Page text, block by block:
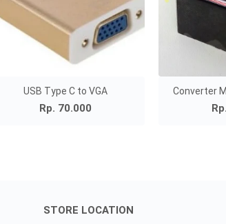
USB Type C to VGA
Rp. 70.000
Converter
STORE LOCATION